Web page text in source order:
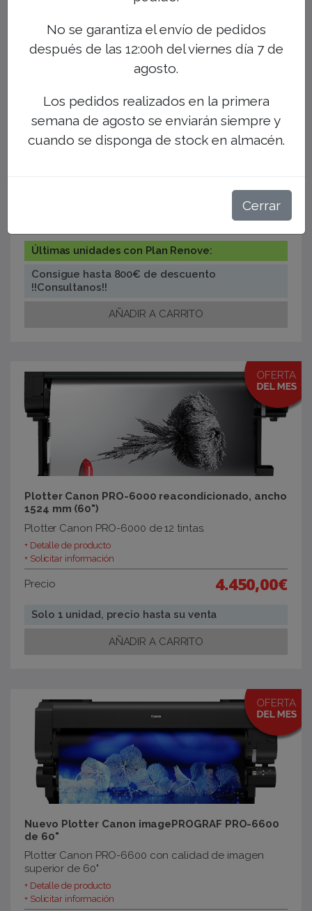
No se garantiza el envío de pedidos
después de las 12:00h del viernes día 7 de
agosto.
Los pedidos realizados en la primera
semana de agosto se enviarán siempre y
cuando se disponga de stock en almacén.
Cerrar
1.118mm (44")
Canon imagePROGRAF PRO-4600 produce
imágenes de hasta 1118mm para fotografías
impactantes y obras de arte. Equipado con las
5.309,00€
Últimas unidades con Plan Renove:
Consigue hasta 800€ de descuento
!!Consultanos!!
Plotter Canon PRO-6000 reacondicionado, ancho
1524 mm (60")
Plotter Canon PRO-6000 de 12 tintas.
+ Detalle de producto
+ Solicitar información
Precio 4.450,00€
Solo 1 unidad, precio hasta su venta
Nuevo Plotter Canon imagePROGRAF PRO-6600
de 60"
Plotter Canon PRO-6600 con calidad de imagen
superior de 60"
+ Detalle de producto
+ Solicitar información